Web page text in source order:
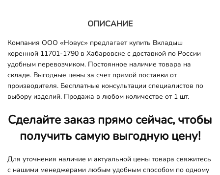
ОПИСАНИЕ
Компания ООО «Новус» предлагает купить Вкладыш
коренной 11701-1790 в Хабаровске с доставкой по России
удобным перевозчиком. Постоянное наличие товара на
складе. Выгодные цены за счет прямой поставки от
производителя. Бесплатные консультации специалистов по
выбору изделий. Продажа в любом количестве от 1 шт.
Сделайте заказ прямо сейчас, чтобы
получить самую выгодную цену!
Для уточнения наличие и актуальной цены товара свяжитесь
с нашими менеджерами любым удобным способом по одному